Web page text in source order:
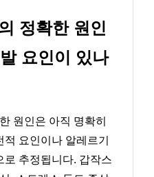
정확한 원인
요인이 있나
원인은 아직 명확히
요인이나 알레르기
로 추정됩니다. 갑작스